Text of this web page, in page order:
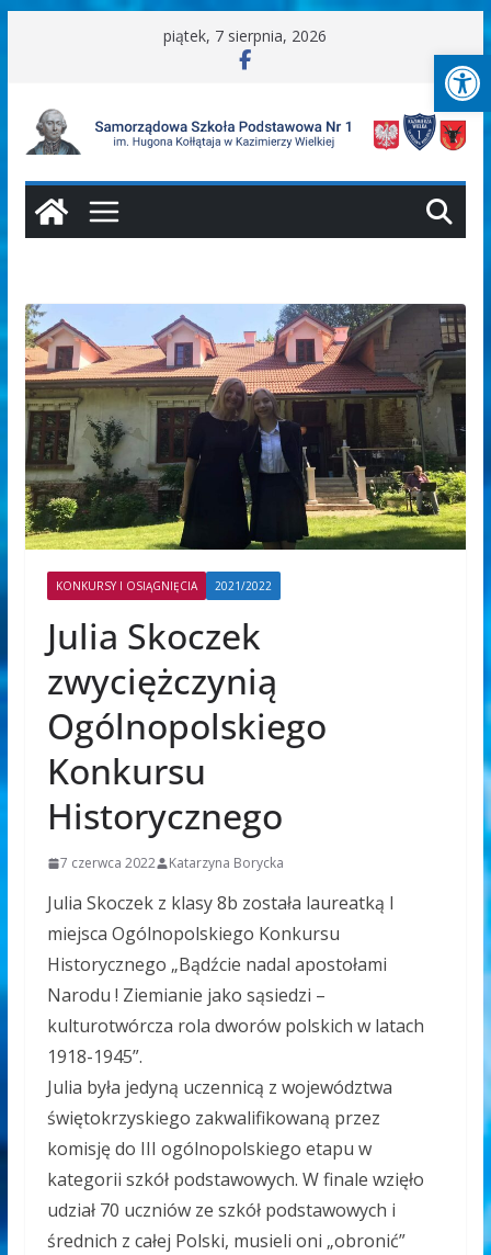
piątek, 7 sierpnia, 2026
KONKURSY I OSIĄGNIĘCIA 2021/2022
Julia Skoczek
zwyciężczynią
Ogólnopolskiego
Konkursu
Historycznego
7 czerwca 2022 Katarzyna Borycka
Julia Skoczek z klasy 8b została laureatką I
miejsca Ogólnopolskiego Konkursu
Historycznego „Bądźcie nadal apostołami
Narodu ! Ziemianie jako sąsiedzi –
kulturotwórcza rola dworów polskich w latach
1918-1945”.
Julia była jedyną uczennicą z województwa
świętokrzyskiego zakwalifikowaną przez
komisję do III ogólnopolskiego etapu w
kategorii szkół podstawowych. W finale wzięło
udział 70 uczniów ze szkół podstawowych i
średnich z całej Polski, musieli oni „obronić”